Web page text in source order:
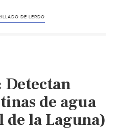
DE LERDO
Detectan
de agua
de la Laguna)